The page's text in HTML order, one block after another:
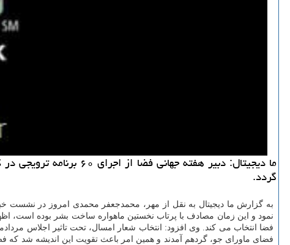
گردد.
نمود و این زمان مصادف با پرتاب نخستین ماهواره ساخت بشر بوده است،
فضا انتخاب می كند. وی افزود: انتخاب شعار امسال، تحت تاثیر اجلاس
فضای ماورای جو، گردهم آمدند و همین امر باعث تقویت این اندیشه شد كه